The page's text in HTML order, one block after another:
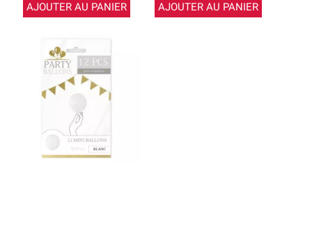
AJOUTER AU PANIER AJOUTER AU PANIER